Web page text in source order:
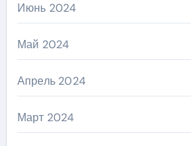
Июнь 2024
Май 2024
Апрель 2024
Март 2024